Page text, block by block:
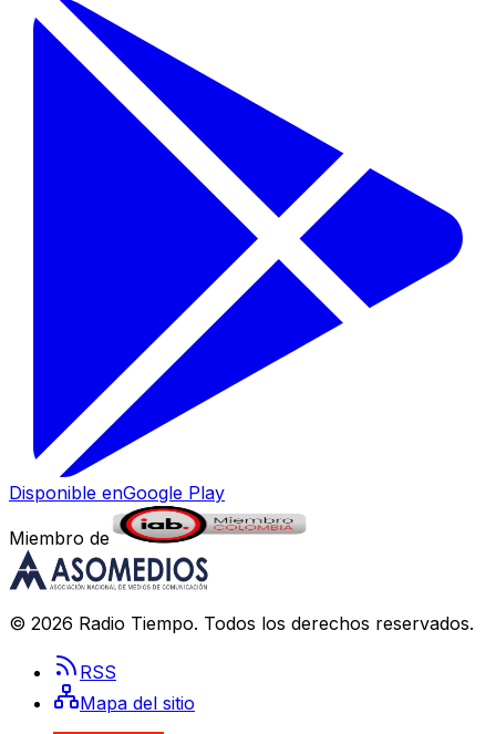
Disponible enGoogle Play
Miembro de
© 2026 Radio Tiempo. Todos los derechos reservados.
RSS
Mapa del sitio